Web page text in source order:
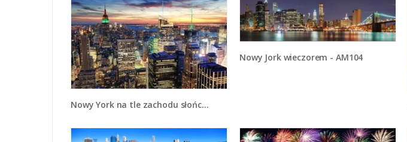
Nowy York na tle zachodu słońca - AM569
Nowy Jork wieczorem - AM104